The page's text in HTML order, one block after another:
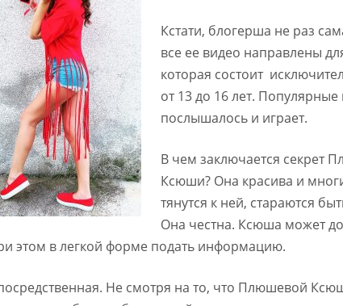
Кстати, блогерша не раз
все ее видео направлены
которая состоит
от 13 до 16 лет.
послышалось и играет.
В чем заключается секрет
Ксюши? Она красива и
тянутся к ней, стараются
Она честна. Ксюша может
этом в легкой форме подать информацию.
Не смотря на то, что Плюшевой